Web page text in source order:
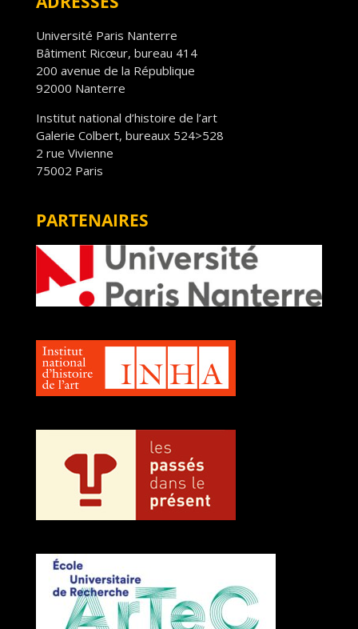
Université Paris Nanterre
Bâtiment Ricœur, bureau 414
200 avenue de la République
92000 Nanterre
Institut national d’histoire de l’art
Galerie Colbert, bureaux 524>528
2 rue Vivienne
75002 Paris
PARTENAIRES